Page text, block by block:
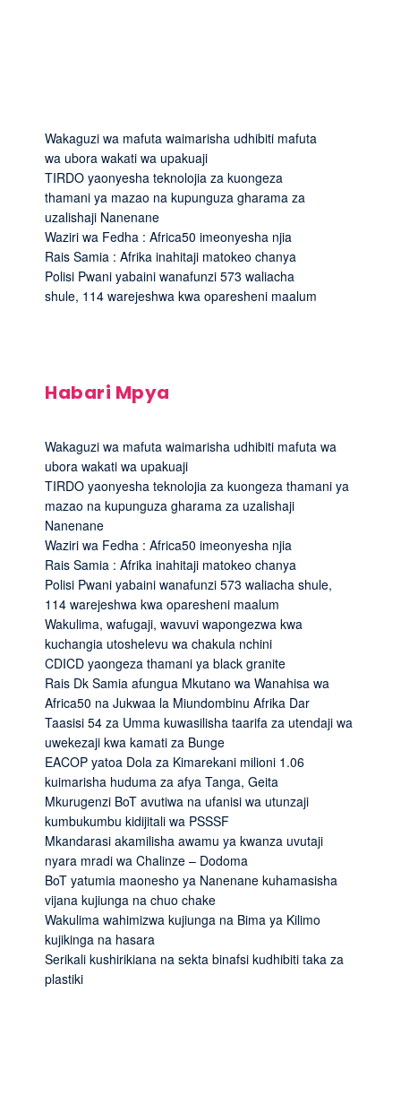
Wakaguzi wa mafuta waimarisha udhibiti mafuta
wa ubora wakati wa upakuaji
TIRDO yaonyesha teknolojia za kuongeza
thamani ya mazao na kupunguza gharama za
uzalishaji Nanenane
Waziri wa Fedha : Africa50 imeonyesha njia
Rais Samia : Afrika inahitaji matokeo chanya
Polisi Pwani yabaini wanafunzi 573 waliacha
shule, 114 warejeshwa kwa oparesheni maalum
Habari Mpya
Wakaguzi wa mafuta waimarisha udhibiti mafuta wa
ubora wakati wa upakuaji
TIRDO yaonyesha teknolojia za kuongeza thamani ya
mazao na kupunguza gharama za uzalishaji
Nanenane
Waziri wa Fedha : Africa50 imeonyesha njia
Rais Samia : Afrika inahitaji matokeo chanya
Polisi Pwani yabaini wanafunzi 573 waliacha shule,
114 warejeshwa kwa oparesheni maalum
Wakulima, wafugaji, wavuvi wapongezwa kwa
kuchangia utoshelevu wa chakula nchini
CDICD yaongeza thamani ya black granite
Rais Dk Samia afungua Mkutano wa Wanahisa wa
Africa50 na Jukwaa la Miundombinu Afrika Dar
Taasisi 54 za Umma kuwasilisha taarifa za utendaji wa
uwekezaji kwa kamati za Bunge
EACOP yatoa Dola za Kimarekani milioni 1.06
kuimarisha huduma za afya Tanga, Geita
Mkurugenzi BoT avutiwa na ufanisi wa utunzaji
kumbukumbu kidijitali wa PSSSF
Mkandarasi akamilisha awamu ya kwanza uvutaji
nyara mradi wa Chalinze – Dodoma
BoT yatumia maonesho ya Nanenane kuhamasisha
vijana kujiunga na chuo chake
Wakulima wahimizwa kujiunga na Bima ya Kilimo
kujikinga na hasara
Serikali kushirikiana na sekta binafsi kudhibiti taka za
plastiki